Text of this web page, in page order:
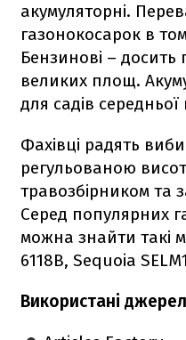
акумуляторні.
газонокосарок в
Бензинові – досить
великих площ.
для садів середньої
Фахівці радять
регульованою
травозбірником та
Серед популярних
можна знайти такі
6118B, Sequoia
Використані